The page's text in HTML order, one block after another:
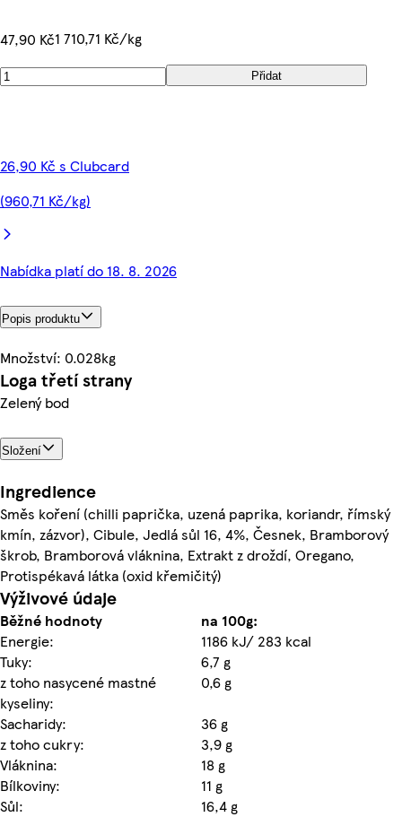
47,90 Kč1 710,71 Kč/kg
Přidat
26,90 Kč s Clubcard
(960,71 Kč/kg)
Nabídka platí do 18. 8. 2026
Popis produktu
Množství: 0.028kg
Loga třetí strany
Zelený bod
Složení
Ingredience
Směs koření (chilli paprička, uzená paprika, koriandr, římský
kmín, zázvor), Cibule, Jedlá sůl 16, 4%, Česnek, Bramborový
škrob, Bramborová vláknina, Extrakt z droždí, Oregano,
Protispékavá látka (oxid křemičitý)
Výživové údaje
Běžné hodnoty
na 100g:
Energie:
1186 kJ/ 283 kcal
Tuky:
6,7 g
z toho nasycené mastné
kyseliny:
0,6 g
Sacharidy:
36 g
z toho cukry:
3,9 g
Vláknina:
18 g
Bílkoviny:
11 g
Sůl:
16,4 g